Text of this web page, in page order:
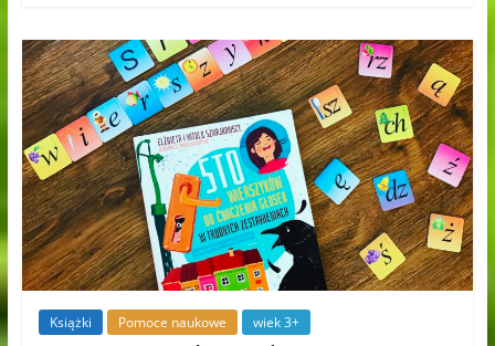
Książki Pomoce naukowe wiek 3+